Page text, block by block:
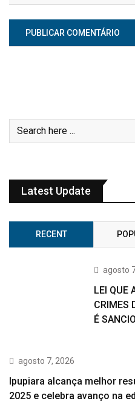
Latest Update
RECENT
agosto
LEI QUE
CRIMES
É
agosto 7, 2026
Ipupiara alcança melhor
2025 e celebra avanço na